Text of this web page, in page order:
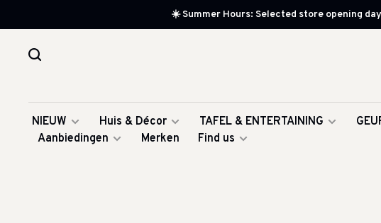
☀️ Summer Hours: Selected store opening
NIEUW Huis & Décor TAFEL & ENTERTAINING
Aanbiedingen
Merken Find us